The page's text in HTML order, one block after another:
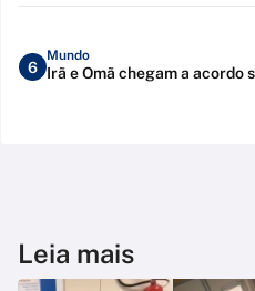
6
Mundo
Irã e Omã chegam a acordo
Leia mais